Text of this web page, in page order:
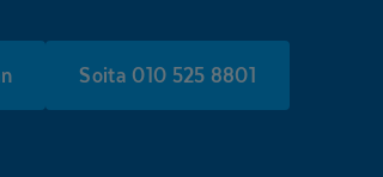
Soita 010 525 8801